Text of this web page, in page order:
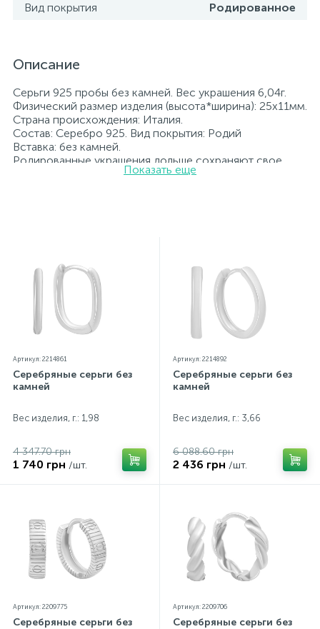
Вид покрытия
Родированное
Описание
Серьги 925 пробы без камней. Вес украшения 6,04г.
Физический размер изделия (высота*ширина): 25х11мм.
Страна происхождения: Италия.
Состав: Серебро 925. Вид покрытия: Родий
Вставка: без камней.
Родированные украшения дольше сохраняют свое
первоначальное состояние, а именно цвет и блеск
параметров.*Цвета изделий на сайте могут
незначительно отличаться от реальных из-за
особенностей цветопередачи экрана
Показать еще
Артикул: 2214861
Серебряные серьги без
камней
Вес изделия, г.: 1,98
4 347.70 грн
1 740 грн /шт.
Артикул: 2214892
Серебряные серьги без
камней
Вес изделия, г.: 3,66
6 088.60 грн
2 436 грн /шт.
Артикул: 2209775
Серебряные серьги без
Артикул: 2209706
Серебряные серьги без